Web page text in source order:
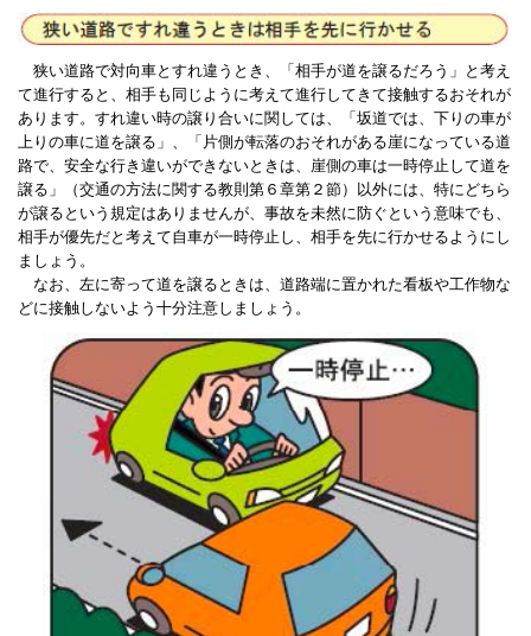
狭い道路で対向車とすれ違うとき、「相手が道を譲るだろう」と考え
て進行すると、相手も同じように考えて進行してきて接触するおそれが
あります。すれ違い時の譲り合いに関しては、「坂道では、下りの車が
上りの車に道を譲る」、「片側が転落のおそれがある崖になっている道
路で、安全な行き違いができないときは、崖側の車は一時停止して道を
譲る」（交通の方法に関する教則第６章第２節）以外には、特にどちら
が譲るという規定はありませんが、事故を未然に防ぐという意味でも、
相手が優先だと考えて自車が一時停止し、相手を先に行かせるようにし
ましょう。
なお、左に寄って道を譲るときは、道路端に置かれた看板や工作物な
どに接触しないよう十分注意しましょう。